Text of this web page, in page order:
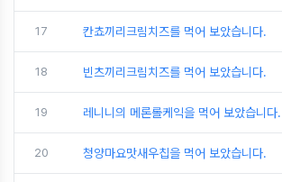
17 칸쵸끼리크림치즈를 먹어 보았습니다.
18 빈츠끼리크림치즈를 먹어 보았습니다.
19 레니니의 메론롤케익을 먹어 보았습니다.
20 청양마요맛새우칩을 먹어 보았습니다.